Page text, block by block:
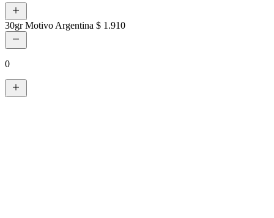
30gr Motivo Argentina $ 1.910
0